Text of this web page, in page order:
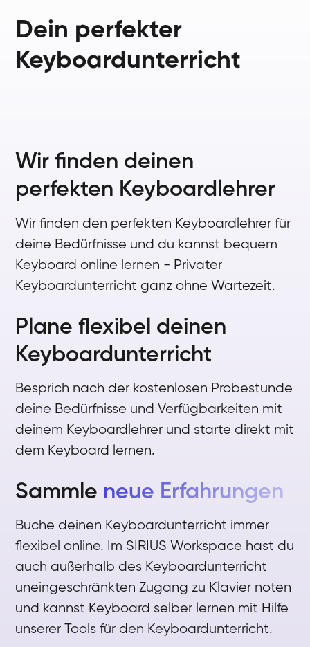
Dein perfekter
Keyboardunterricht
Wir finden deinen
perfekten Keyboardlehrer
Wir finden den perfekten Keyboardlehrer für
deine Bedürfnisse und du kannst bequem
Keyboard online lernen - Privater
Keyboardunterricht ganz ohne Wartezeit.
Plane flexibel deinen
Keyboardunterricht
Besprich nach der kostenlosen Probestunde
deine Bedürfnisse und Verfügbarkeiten mit
deinem Keyboardlehrer und starte direkt mit
dem Keyboard lernen.
Sammle neue Erfahrungen
Buche deinen Keyboardunterricht immer
flexibel online. Im SIRIUS Workspace hast du
auch außerhalb des Keyboardunterricht
uneingeschränkten Zugang zu Klavier noten
und kannst Keyboard selber lernen mit Hilfe
unserer Tools für den Keyboardunterricht.